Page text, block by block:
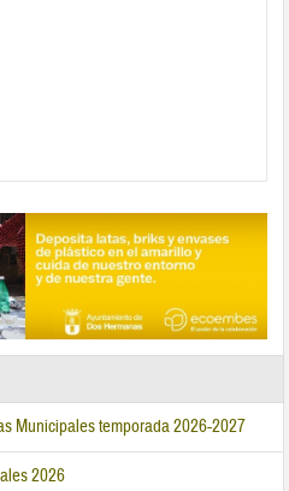
Municipales temporada 2026-2027
2026